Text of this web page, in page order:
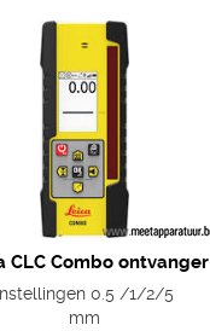
CLC Combo ontvanger
0.5 /1/2/5
mm